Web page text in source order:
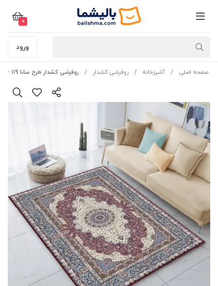
0
ورود
صفحه اصلی آشپزخانه روفرشی کشدار روفرشی کشدار طرح سانا 119 - 12 متری